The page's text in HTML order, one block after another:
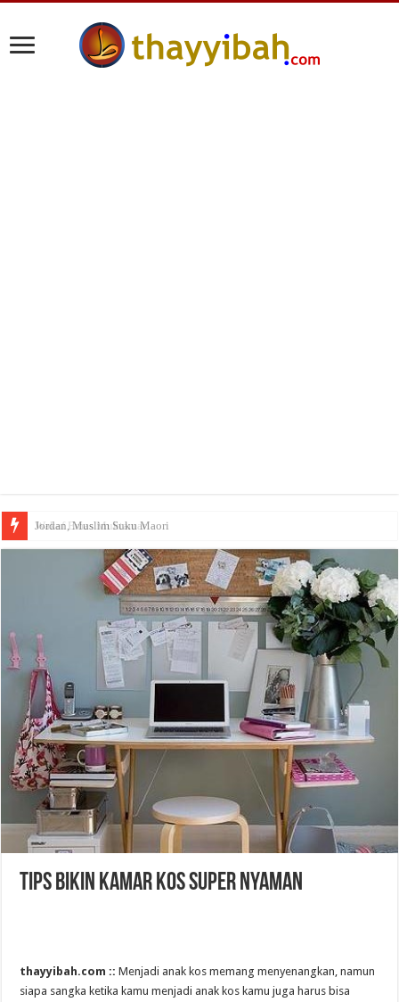
Wakaf Emas Muktamar
Tips Bikin Kamar Kos Super Nyaman
thayyibah.com ::Menjadi anak kos memang menyenangkan, namun
siapa sangka ketika kamu menjadi anak kos kamu juga harus bisa